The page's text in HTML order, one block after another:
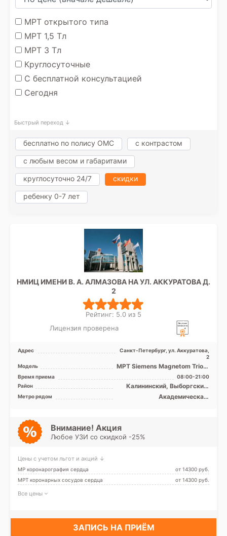
МРТ открытого типа
МРТ 1,5 Тл
МРТ 3 Тл
Круглосуточные
С бесплатной консультацией
Сегодня
Быстрый переход ↓
бесплатно по полису ОМС с контрастом
с любым весом и габаритами
круглосуточно 24/7 скидки
ребенку 0-7 лет
НМИЦ ИМЕНИ В. А. АЛМАЗОВА НА УЛ. АККУРАТОВА Д.
2
Рейтинг: 5.0 из 5
Лицензия проверена
Адрес
Санкт-Петербург, ул. Аккуратова,
2
Модель
МРТ Siemens Magnetom Trio A
Tim 3Т, МРТ Siemens
Magnetom Espree 1.5 за ...
Время приема
08:00-21:00
Район
Калининский, Выборгский,
Кронштадтский, Курортный,
Петроградский, Приморский,
Метро рядом
Академическая,
Мужества, Политехническая,
Внимание! Акция
Любое УЗИ со скидкой -25%
Цены с учетом льгот и акций ↓
МР коронарография сердца
от 14300 pуб.
МРТ коронарных сосудов сердца
от 14300 pуб.
Все цены
ЗАПИСЬ НА ПРИЁМ